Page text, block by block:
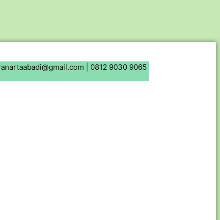
| 0812 9030 9065